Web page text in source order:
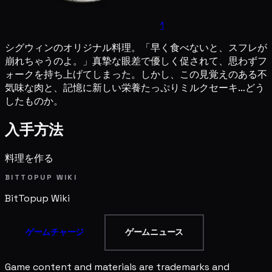
1
シグウィンのオリジナル料理。「早く食べないと、スフレが
崩れちゃうのよ。」真摯な眼差で優しく促されて、思わずフ
ォークを持ち上げてしまった。しかし、この見覚えのある不
気味な肉と、記憶に新しい栄養たっぷりミルクセーキ…どう
したものか。
入手方法
料理を作る
BITTOPUP WIKI
BitTopup Wiki
ゲームチャージ ゲームニュース
Game content and materials are trademarks and